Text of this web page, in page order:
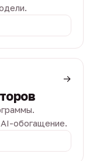
→
обогащение.